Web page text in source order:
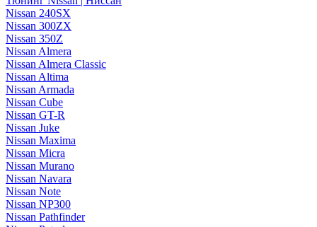
Nissan 240SX
Nissan 300ZX
Nissan 350Z
Nissan Almera
Nissan Almera Classic
Nissan Altima
Nissan Armada
Nissan Cube
Nissan GT-R
Nissan Juke
Nissan Maxima
Nissan Micra
Nissan Murano
Nissan Navara
Nissan Note
Nissan NP300
Nissan Pathfinder